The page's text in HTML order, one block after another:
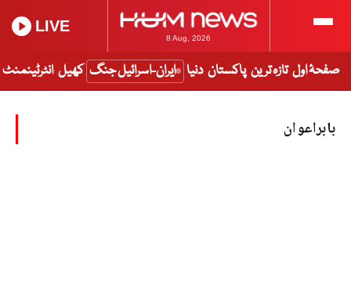
8 Aug, 2026
LIVE
صفحۂ اول تازہ ترین پاکستان دنیا ایران-اسرائیل جنگ کھیل انٹرٹینمنٹ
بابراعوان